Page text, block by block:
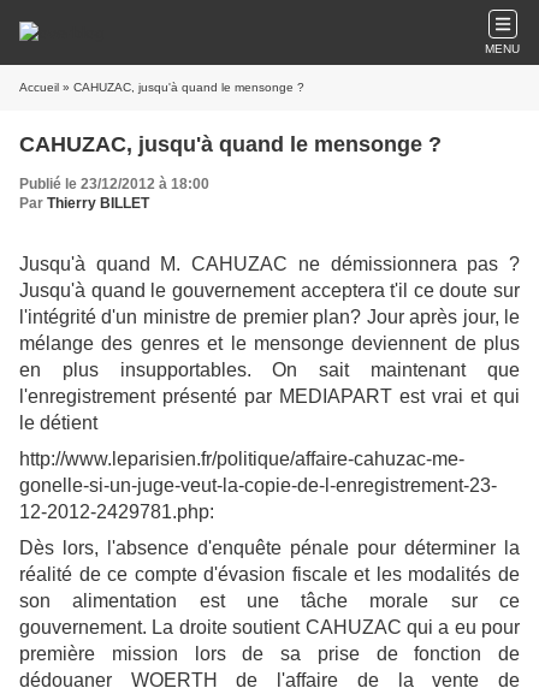
MENU
Accueil » CAHUZAC, jusqu'à quand le mensonge ?
CAHUZAC, jusqu'à quand le mensonge ?
Publié le 23/12/2012 à 18:00
Par Thierry BILLET
Jusqu'à quand M. CAHUZAC ne démissionnera pas ?
Jusqu'à quand le gouvernement acceptera t'il ce doute sur
l'intégrité d'un ministre de premier plan? Jour après jour, le
mélange des genres et le mensonge deviennent de plus
en plus insupportables. On sait maintenant que
l'enregistrement présenté par MEDIAPART est vrai et qui
le détient
http://www.leparisien.fr/politique/affaire-cahuzac-me-
gonelle-si-un-juge-veut-la-copie-de-l-enregistrement-23-
12-2012-2429781.php:
Dès lors, l'absence d'enquête pénale pour déterminer la
réalité de ce compte d'évasion fiscale et les modalités de
son alimentation est une tâche morale sur ce
gouvernement. La droite soutient CAHUZAC qui a eu pour
première mission lors de sa prise de fonction de
dédouaner WOERTH de l'affaire de la vente de